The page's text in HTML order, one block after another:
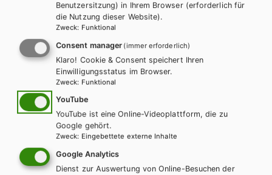
Benutzersitzung) in Ihrem Browser (erforderlich für
die Nutzung dieser Website).
Zweck: Funktional
Consent manager (immer erforderlich)
Klaro! Cookie & Consent speichert Ihren
Einwilligungsstatus im Browser.
Zweck: Funktional
YouTube
YouTube ist eine Online-Videoplattform, die zu
Google gehört.
Zweck: Eingebettete externe Inhalte
Google Analytics
Dienst zur Auswertung von Online-Besuchen der